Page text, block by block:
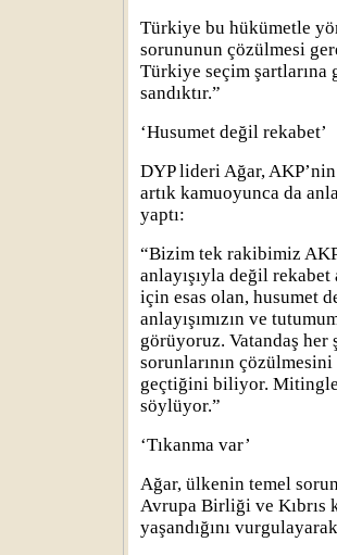
Türkiye bu hükümetle
sorununun çözülmesi
Türkiye seçim
sandıktır.”
‘Husumet değil rekabet’
DYP lideri Ağar,
artık kamuoyunca da
yaptı:
“Bizim tek rakibimiz
anlayışıyla değil
için esas olan, husumet
anlayışımızın ve
görüyoruz. Vatandaş her
sorunlarının
geçtiğini biliyor.
söylüyor.”
‘Tıkanma var’
Ağar, ülkenin temel
Avrupa Birliği ve Kıbrıs
yaşandığını